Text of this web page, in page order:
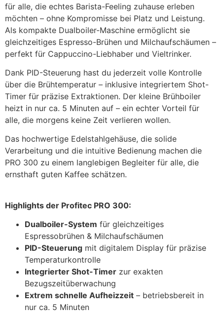
für alle, die echtes Barista-Feeling zuhause erleben
möchten – ohne Kompromisse bei Platz und Leistung.
Als kompakte Dualboiler-Maschine ermöglicht sie
gleichzeitiges Espresso-Brühen und Milchaufschäumen –
perfekt für Cappuccino-Liebhaber und Vieltrinker.
Dank PID-Steuerung hast du jederzeit volle Kontrolle
über die Brühtemperatur – inklusive integriertem Shot-
Timer für präzise Extraktionen. Der kleine Brühboiler
heizt in nur ca. 5 Minuten auf – ein echter Vorteil für
alle, die morgens keine Zeit verlieren wollen.
Das hochwertige Edelstahlgehäuse, die solide
Verarbeitung und die intuitive Bedienung machen die
PRO 300 zu einem langlebigen Begleiter für alle, die
ernsthaft guten Kaffee schätzen.
Highlights der Profitec PRO 300:
Dualboiler-System für gleichzeitiges
Espressobrühen & Milchaufschäumen
PID-Steuerung mit digitalem Display für präzise
Temperaturkontrolle
Integrierter Shot-Timer zur exakten
Bezugszeitüberwachung
Extrem schnelle Aufheizzeit – betriebsbereit in
nur ca. 5 Minuten